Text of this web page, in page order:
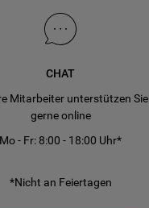
CHAT
Mitarbeiter unterstützen Sie
gerne online
Mo - Fr: 8:00 - 18:00 Uhr*
*Nicht an Feiertagen